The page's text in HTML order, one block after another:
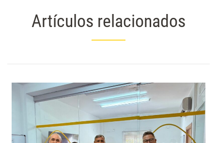
Artículos relacionados